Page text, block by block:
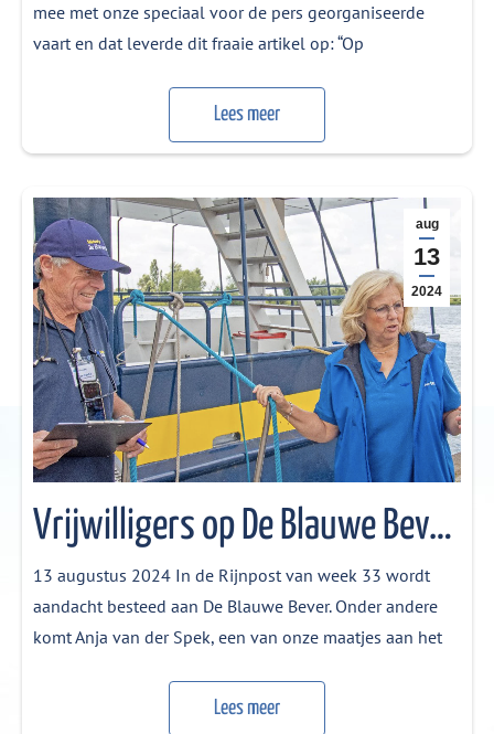
mee met onze speciaal voor de pers georganiseerde
vaart en dat leverde dit fraaie artikel op: “Op
Bever vaart dit jaar alweer 25 jaar over de Neder-Rijn en
de Lek, bemand door enthousiaste vrijwilligers van
Lees meer
aug
13
2024
Vrijwilligers op De Blauwe Bever – De Rijnpost
13 augustus 2024 In de Rijnpost van week 33 wordt
aandacht besteed aan De Blauwe Bever. Onder andere
komt Anja van der Spek, een van onze maatjes aan het
Lees meer